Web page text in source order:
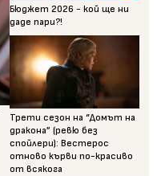
Бюджет 2026 - кой ще ни
даде пари?!
Трети сезон на “Домът на
дракона” (ревю без
спойлери): Вестерос
отново кърви по-красиво
от всякога